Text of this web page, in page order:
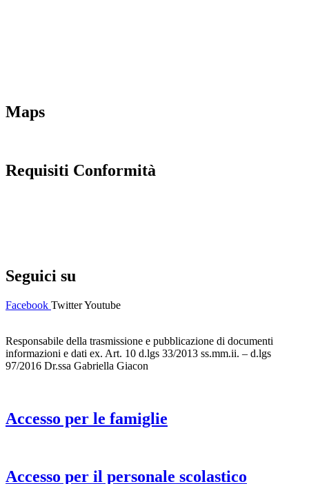
Maps
Requisiti Conformità
Seguici su
Facebook TwitterYoutube
Responsabile della trasmissione e pubblicazione di documenti
informazioni e dati ex. Art. 10 d.lgs 33/2013 ss.mm.ii. – d.lgs
97/2016 Dr.ssa Gabriella Giacon
Accesso per le famiglie
Accesso per il personale scolastico